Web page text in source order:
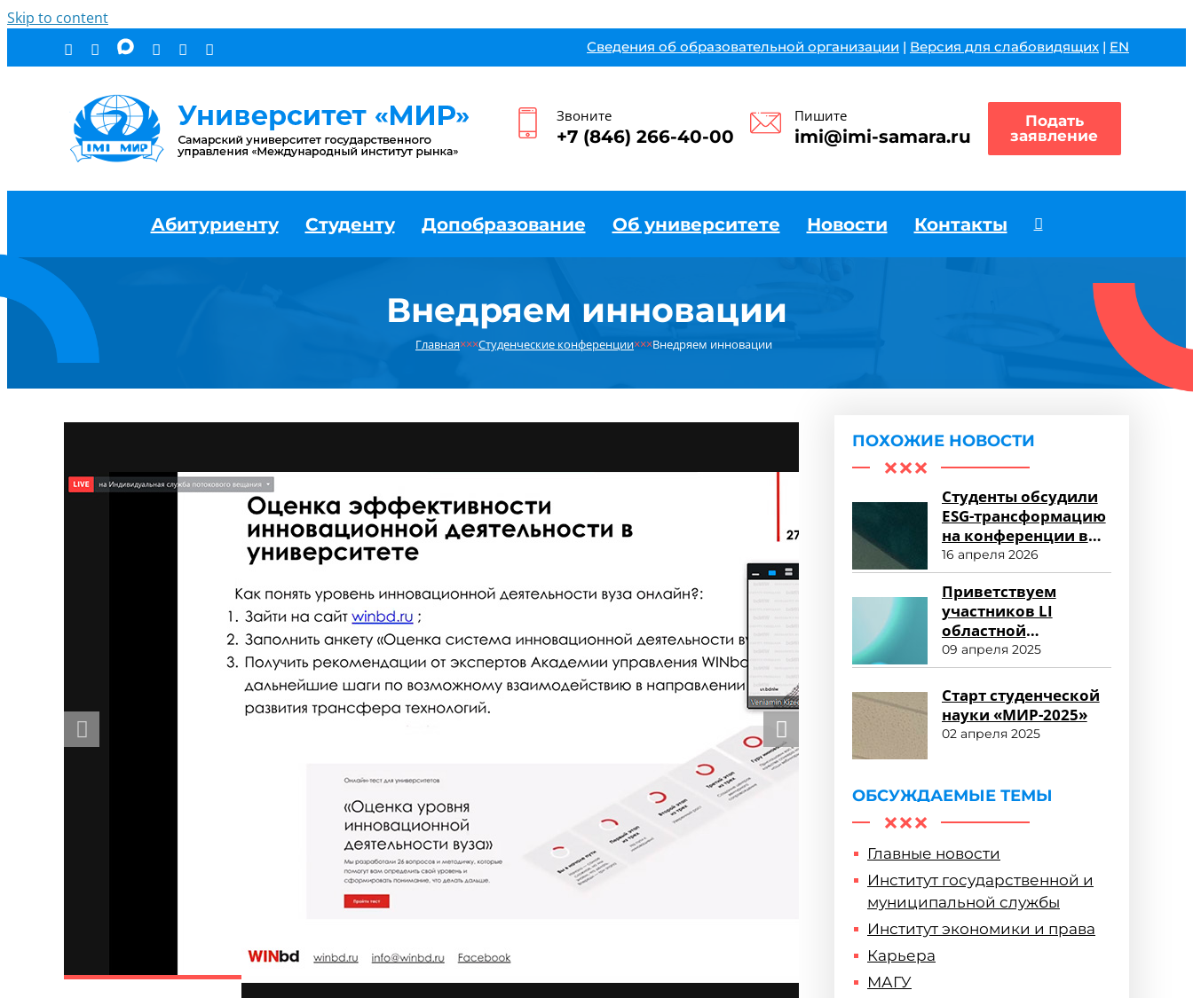
Skip to content
Сведения об образовательной организации | Версия для слабовидящих | EN
Звоните
+7 (846) 266-40-00
Пишите
imi@imi-samara.ru
Подать
заявление
Абитуриенту Студенту Допобразование Об университете Новости Контакты
Внедряем инновации
Главная×××Студенческие конференции×××Внедряем инновации
ПОХОЖИЕ НОВОСТИ
Студенты обсудили
ESG-трансформацию
на конференции в
Университете «МИР»
16 апреля 2026
Приветствуем
участников LI
областной
студенческой
научной
конференции!
09 апреля 2025
Старт студенческой
науки «МИР-2025»
02 апреля 2025
ОБСУЖДАЕМЫЕ ТЕМЫ
Главные новости
Институт государственной и
муниципальной службы
Институт экономики и права
Карьера
МАГУ